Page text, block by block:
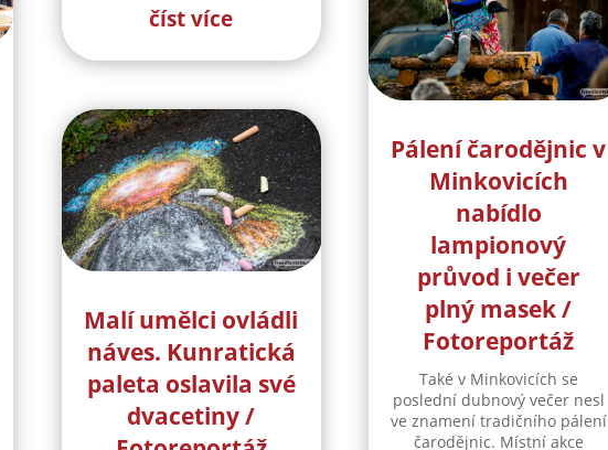
číst více
Malí umělci ovládli
náves. Kunratická
paleta oslavila své
dvacetiny /
Pálení čarodějnic v
Minkovicích
nabídlo
lampionový
průvod i večer
plný masek /
Fotoreportáž
Také v Minkovicích se
poslední dubnový večer nesl
ve znamení tradičního pálení
čarodějnic. Místní akce